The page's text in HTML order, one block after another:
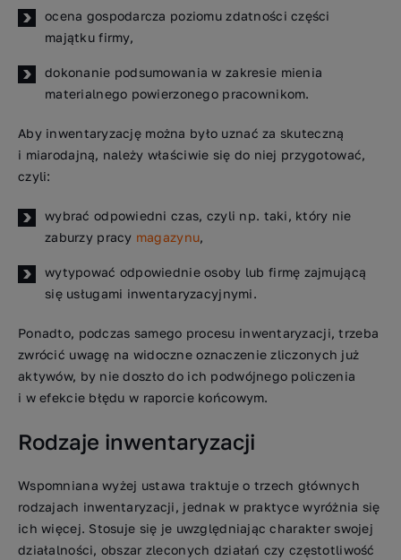
ocena gospodarcza poziomu zdatności części
majątku firmy,
dokonanie podsumowania w zakresie mienia
materialnego powierzonego pracownikom.
Aby inwentaryzację można było uznać za skuteczną
i miarodajną, należy właściwie się do niej przygotować,
czyli:
wybrać odpowiedni czas, czyli np. taki, który nie
zaburzy pracy magazynu,
wytypować odpowiednie osoby lub firmę zajmującą
się usługami inwentaryzacyjnymi.
Ponadto, podczas samego procesu inwentaryzacji, trzeba
zwrócić uwagę na widoczne oznaczenie zliczonych już
aktywów, by nie doszło do ich podwójnego policzenia
i w efekcie błędu w raporcie końcowym.
Rodzaje inwentaryzacji
Wspomniana wyżej ustawa traktuje o trzech głównych
rodzajach inwentaryzacji, jednak w praktyce wyróżnia się
ich więcej. Stosuje się je uwzględniając charakter swojej
działalności, obszar zleconych działań czy częstotliwość